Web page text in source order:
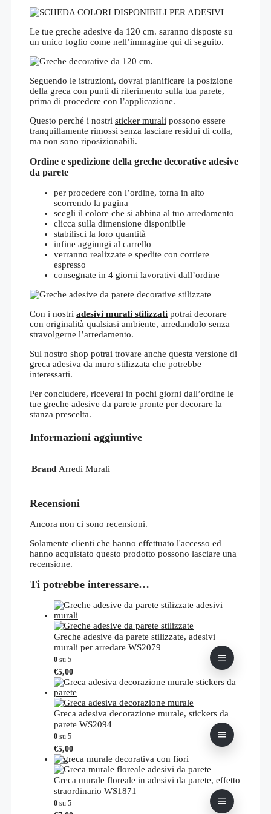
Le tue greche adesive da 120 cm. saranno disposte su
un unico foglio come nell’immagine qui di seguito.
Seguendo le istruzioni, dovrai pianificare la posizione
della greca con punti di riferimento sulla tua parete,
prima di procedere con l’applicazione.
Questo perché i nostri sticker murali possono essere
tranquillamente rimossi senza lasciare residui di colla,
ma non sono riposizionabili.
Ordine e spedizione della greche decorative adesive
da parete
per procedere con l’ordine, torna in alto
scorrendo la pagina
scegli il colore che si abbina al tuo arredamento
clicca sulla dimensione disponibile
stabilisci la loro quantità
infine aggiungi al carrello
verranno realizzate e spedite con corriere
espresso
consegnate in 4 giorni lavorativi dall’ordine
Con i nostri adesivi murali stilizzati potrai decorare
con originalità qualsiasi ambiente, arredandolo senza
stravolgerne l’arredamento.
Sul nostro shop potrai trovare anche questa versione di
greca adesiva da muro stilizzata che potrebbe
interessarti.
Per concludere, riceverai in pochi giorni dall’ordine le
tue greche adesive da parete pronte per decorare la
stanza prescelta.
Informazioni aggiuntive
Brand Arredi Murali
Recensioni
Ancora non ci sono recensioni.
Solamente clienti che hanno effettuato l'accesso ed
hanno acquistato questo prodotto possono lasciare una
recensione.
Ti potrebbe interessare…
Greche adesive da parete stilizzate, adesivi
murali per arredare WS2079
0 su 5
€5,00Questo
prodotto
ha
più
varianti.
Le
essere
scelte
nella
pagina
del
Greca adesiva decorazione murale, stickers da
parete WS2094
0 su 5
€5,00Questo
prodotto
ha
più
varianti.
Greca murale floreale in adesivi da parete, effetto
straordinario WS1871
0 su 5